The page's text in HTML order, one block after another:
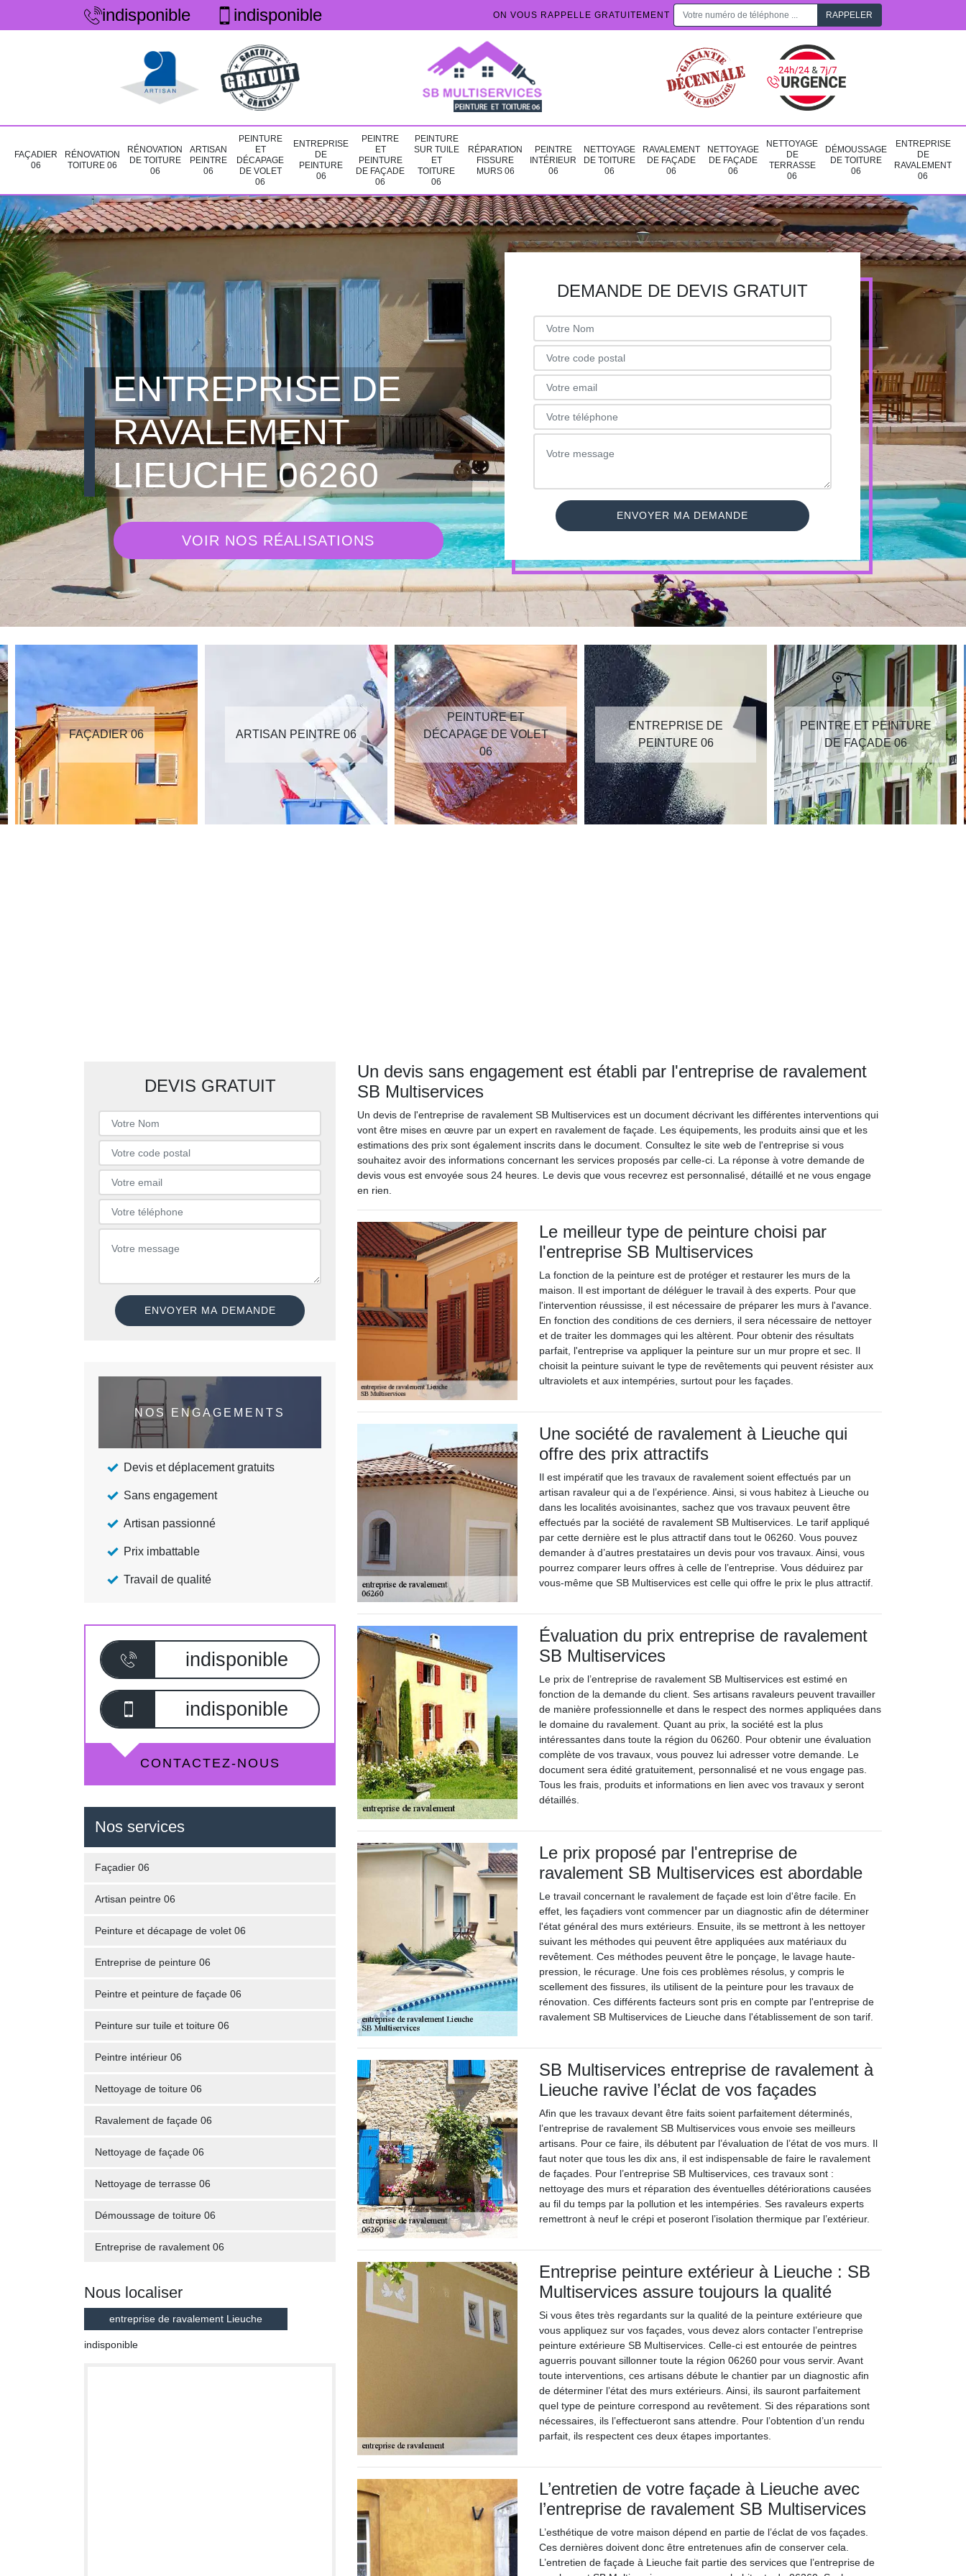
indisponible indisponible ON VOUS RAPPELLE GRATUITEMENT
FAÇADIER
06
RÉNOVATION
TOITURE 06
RÉNOVATION
DE TOITURE
06
ARTISAN
PEINTRE
06
PEINTURE
ET
DÉCAPAGE
DE VOLET
06
ENTREPRISE
DE
PEINTURE
06
PEINTRE
ET
PEINTURE
DE FAÇADE
06
PEINTURE
SUR TUILE
ET
TOITURE
06
RÉPARATION
FISSURE
MURS 06
PEINTRE
INTÉRIEUR
06
NETTOYAGE
DE TOITURE
06
RAVALEMENT
DE FAÇADE
06
NETTOYAGE
DE FAÇADE
06
NETTOYAGE
DE
TERRASSE
06
DÉMOUSSAGE
DE TOITURE
06
ENTREPRISE
DE
RAVALEMENT
06
ENTREPRISE DE
RAVALEMENT
LIEUCHE 06260
VOIR NOS RÉALISATIONS
DEMANDE DE DEVIS GRATUIT
FAÇADIER 06 ARTISAN PEINTRE 06
PEINTURE ET
DÉCAPAGE DE VOLET
06
ENTREPRISE DE
PEINTURE 06
PEINTRE ET PEINTURE
DE FAÇADE 06
DEVIS GRATUIT
NOS ENGAGEMENTS
Devis et déplacement gratuits
Sans engagement
Artisan passionné
Prix imbattable
Travail de qualité
indisponible
indisponible
CONTACTEZ-NOUS
Nos services
Façadier 06
Artisan peintre 06
Peinture et décapage de volet 06
Entreprise de peinture 06
Peintre et peinture de façade 06
Peinture sur tuile et toiture 06
Peintre intérieur 06
Nettoyage de toiture 06
Ravalement de façade 06
Nettoyage de façade 06
Nettoyage de terrasse 06
Démoussage de toiture 06
Entreprise de ravalement 06
Nous localiser
entreprise de ravalement Lieuche
indisponible
Un devis sans engagement est établi par l'entreprise de ravalement
SB Multiservices
Un devis de l'entreprise de ravalement SB Multiservices est un document décrivant les différentes interventions qui
vont être mises en œuvre par un expert en ravalement de façade. Les équipements, les produits ainsi que et les
estimations des prix sont également inscrits dans le document. Consultez le site web de l'entreprise si vous
souhaitez avoir des informations concernant les services proposés par celle-ci. La réponse à votre demande de
devis vous est envoyée sous 24 heures. Le devis que vous recevrez est personnalisé, détaillé et ne vous engage
en rien.
Le meilleur type de peinture choisi par
l'entreprise SB Multiservices
La fonction de la peinture est de protéger et restaurer les murs de la
maison. Il est important de déléguer le travail à des experts. Pour que
l'intervention réussisse, il est nécessaire de préparer les murs à l'avance.
En fonction des conditions de ces derniers, il sera nécessaire de nettoyer
et de traiter les dommages qui les altèrent. Pour obtenir des résultats
parfait, l'entreprise va appliquer la peinture sur un mur propre et sec. Il
choisit la peinture suivant le type de revêtements qui peuvent résister aux
ultraviolets et aux intempéries, surtout pour les façades.
Une société de ravalement à Lieuche qui
offre des prix attractifs
Il est impératif que les travaux de ravalement soient effectués par un
artisan ravaleur qui a de l’expérience. Ainsi, si vous habitez à Lieuche ou
dans les localités avoisinantes, sachez que vos travaux peuvent être
effectués par la société de ravalement SB Multiservices. Le tarif appliqué
par cette dernière est le plus attractif dans tout le 06260. Vous pouvez
demander à d’autres prestataires un devis pour vos travaux. Ainsi, vous
pourrez comparer leurs offres à celle de l’entreprise. Vous déduirez par
vous-même que SB Multiservices est celle qui offre le prix le plus attractif.
Évaluation du prix entreprise de ravalement
SB Multiservices
Le prix de l’entreprise de ravalement SB Multiservices est estimé en
fonction de la demande du client. Ses artisans ravaleurs peuvent travailler
de manière professionnelle et dans le respect des normes appliquées dans
le domaine du ravalement. Quant au prix, la société est la plus
intéressantes dans toute la région du 06260. Pour obtenir une évaluation
complète de vos travaux, vous pouvez lui adresser votre demande. Le
document sera édité gratuitement, personnalisé et ne vous engage pas.
Tous les frais, produits et informations en lien avec vos travaux y seront
détaillés.
Le prix proposé par l'entreprise de
ravalement SB Multiservices est abordable
Le travail concernant le ravalement de façade est loin d'être facile. En
effet, les façadiers vont commencer par un diagnostic afin de déterminer
l'état général des murs extérieurs. Ensuite, ils se mettront à les nettoyer
suivant les méthodes qui peuvent être appliquées aux matériaux du
revêtement. Ces méthodes peuvent être le ponçage, le lavage haute-
pression, le récurage. Une fois ces problèmes résolus, y compris le
scellement des fissures, ils utilisent de la peinture pour les travaux de
rénovation. Ces différents facteurs sont pris en compte par l'entreprise de
ravalement SB Multiservices de Lieuche dans l'établissement de son tarif.
SB Multiservices entreprise de ravalement à
Lieuche ravive l’éclat de vos façades
Afin que les travaux devant être faits soient parfaitement déterminés,
l’entreprise de ravalement SB Multiservices vous envoie ses meilleurs
artisans. Pour ce faire, ils débutent par l’évaluation de l’état de vos murs. Il
faut noter que tous les dix ans, il est indispensable de faire le ravalement
de façades. Pour l’entreprise SB Multiservices, ces travaux sont :
nettoyage des murs et réparation des éventuelles détériorations causées
au fil du temps par la pollution et les intempéries. Ses ravaleurs experts
remettront à neuf le crépi et poseront l’isolation thermique par l’extérieur.
Entreprise peinture extérieur à Lieuche : SB
Multiservices assure toujours la qualité
Si vous êtes très regardants sur la qualité de la peinture extérieure que
vous appliquez sur vos façades, vous devez alors contacter l’entreprise
peinture extérieure SB Multiservices. Celle-ci est entourée de peintres
aguerris pouvant sillonner toute la région 06260 pour vous servir. Avant
toute interventions, ces artisans débute le chantier par un diagnostic afin
de déterminer l’état des murs extérieurs. Ainsi, ils sauront parfaitement
quel type de peinture correspond au revêtement. Si des réparations sont
nécessaires, ils l’effectueront sans attendre. Pour l’obtention d’un rendu
parfait, ils respectent ces deux étapes importantes.
L’entretien de votre façade à Lieuche avec
l’entreprise de ravalement SB Multiservices
L’esthétique de votre maison dépend en partie de l’éclat de vos façades.
Ces dernières doivent donc être entretenues afin de conserver cela.
L’entretien de façade à Lieuche fait partie des services que l’entreprise de